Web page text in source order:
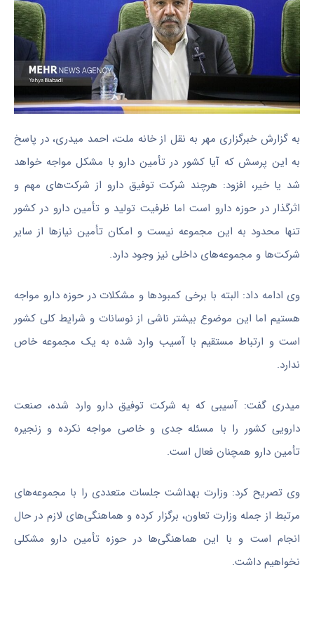
به گزارش خبرگزاری مهر به نقل از خانه ملت، احمد میدری، در پاسخ
به این پرسش که آیا کشور در تأمین دارو با مشکل مواجه خواهد
شد یا خیر، افزود: هرچند شرکت توفیق دارو از شرکت‌های مهم و
اثرگذار در حوزه دارو است اما ظرفیت تولید و تأمین دارو در کشور
تنها محدود به این مجموعه نیست و امکان تأمین نیازها از سایر
شرکت‌ها و مجموعه‌های داخلی نیز وجود دارد.
وی ادامه داد: البته با برخی کمبودها و مشکلات در حوزه دارو مواجه
هستیم اما این موضوع بیشتر ناشی از نوسانات و شرایط کلی کشور
است و ارتباط مستقیم با آسیب وارد شده به یک مجموعه خاص
ندارد.
میدری گفت: آسیبی که به شرکت توفیق دارو وارد شده، صنعت
دارویی کشور را با مسئله جدی و خاصی مواجه نکرده و زنجیره
تأمین دارو همچنان فعال است.
وی تصریح کرد: وزارت بهداشت جلسات متعددی را با مجموعه‌های
مرتبط از جمله وزارت تعاون، برگزار کرده و هماهنگی‌های لازم در حال
انجام است و با این هماهنگی‌ها در حوزه تأمین دارو مشکلی
نخواهیم داشت.